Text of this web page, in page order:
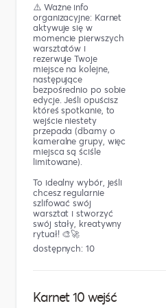
⚠️ Ważne info
organizacyjne: Karnet
aktywuje się w
momencie pierwszych
warsztatów i
rezerwuje Twoje
miejsce na kolejne,
następujące
bezpośrednio po sobie
edycje. Jeśli opuścisz
któreś spotkanie, to
wejście niestety
przepada (dbamy o
kameralne grupy, więc
miejsca są ściśle
limitowane).
To idealny wybór, jeśli
chcesz regularnie
szlifować swój
warsztat i stworzyć
swój stały, kreatywny
rytuał! 🎨🚀
dostępnych: 10
Karnet 10 wejść